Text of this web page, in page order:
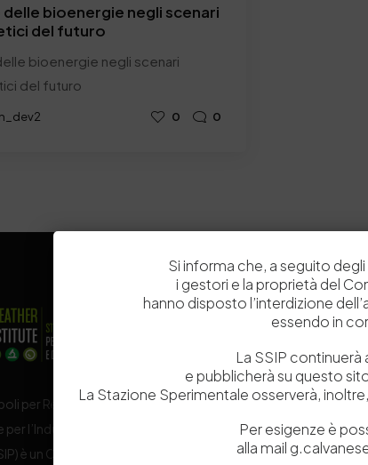
delle bioenergie negli scenari
del futuro
bioenergie negli scenari
del futuro
0 0
per Regio Decreto nel 1885, la Stazione
l’Industria delle Pelli e delle materie
è un Organismo di Ricerca Nazionale
Chi siamo
Servizi
Ricerca e
Formazione
Divulgazione
Si informa che, a seguito
i gestori e la proprietà del
hanno disposto l’interdizione
essendo in
La SSIP continuerà
e pubblicherà su questo
La Stazione Sperimentale osserverà,
Per esigenze è
alla mail